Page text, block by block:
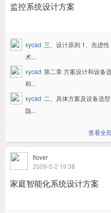
监控系统设计方案
xycad 三、设计原则 1、先进
术...
xycad 第二章 方案设计和设备
和...
xycad 二、具体方案及设备选
隐...
查看全
flover
2009-5-2 19:38
家庭智能化系统设计方案